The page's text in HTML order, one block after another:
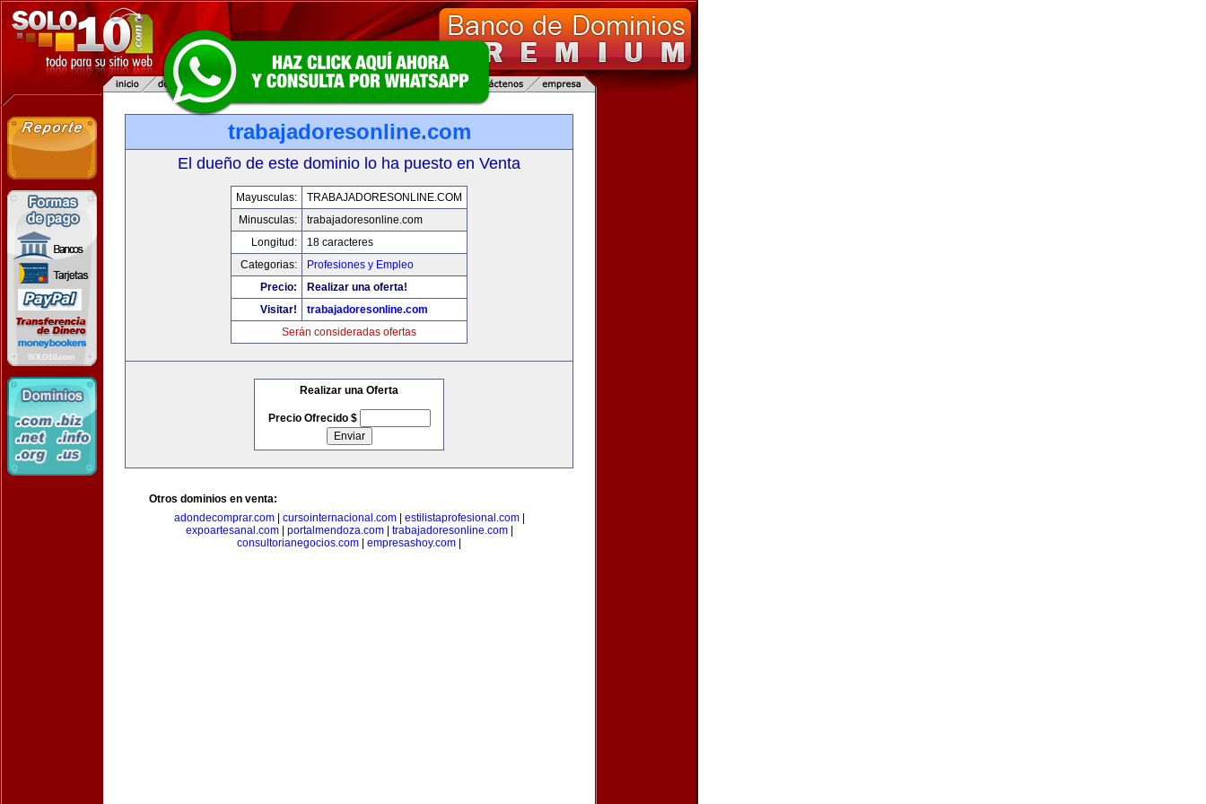
trabajadoresonline.com
El dueño de este dominio lo ha puesto en Venta
Mayusculas:
TRABAJADORESONLINE.COM
Minusculas:
trabajadoresonline.com
Longitud:
18 caracteres
Categorias:
Profesiones y Empleo
Precio:
Realizar una oferta!
Visitar!
trabajadoresonline.com
Serán consideradas ofertas
Realizar una Oferta
Precio Ofrecido $
Otros dominios en venta:
adondecomprar.com| cursointernacional.com| estilistaprofesional.com|
expoartesanal.com| portalmendoza.com| trabajadoresonline.com|
consultorianegocios.com
empresashoy.com